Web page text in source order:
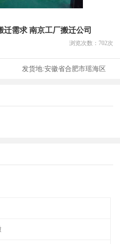
需求 南京工厂搬迁公司
浏览次数： 702次
发货地:安徽省合肥市瑶海区